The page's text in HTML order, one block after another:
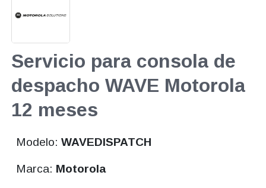
Servicio para consola de
despacho WAVE Motorola
12 meses
Modelo:WAVEDISPATCH
Marca: Motorola